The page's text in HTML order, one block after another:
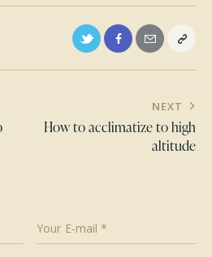
NEXT
How to acclimatize to high
altitude